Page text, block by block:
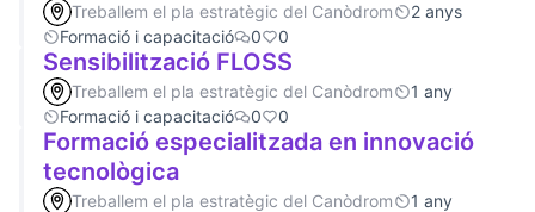
Treballem el pla estratègic del Canòdrom
2 anys
Formació i capacitació
0 0
Sensibilització FLOSS
Treballem el pla estratègic del Canòdrom
1 any
Formació i capacitació
0 0
Formació especialitzada en innovació
tecnològica
Treballem el pla estratègic del Canòdrom
1 any